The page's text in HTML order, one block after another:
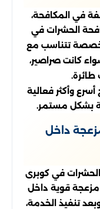
في المكافحة،
الحشرات في
تتناسب مع
كانت صراصير،
وأكثر فعالية
بشكل مستمر.
داخل
الحشرات في كوبرى
مزعجة قوية داخل
تنفيذ الخدمة،